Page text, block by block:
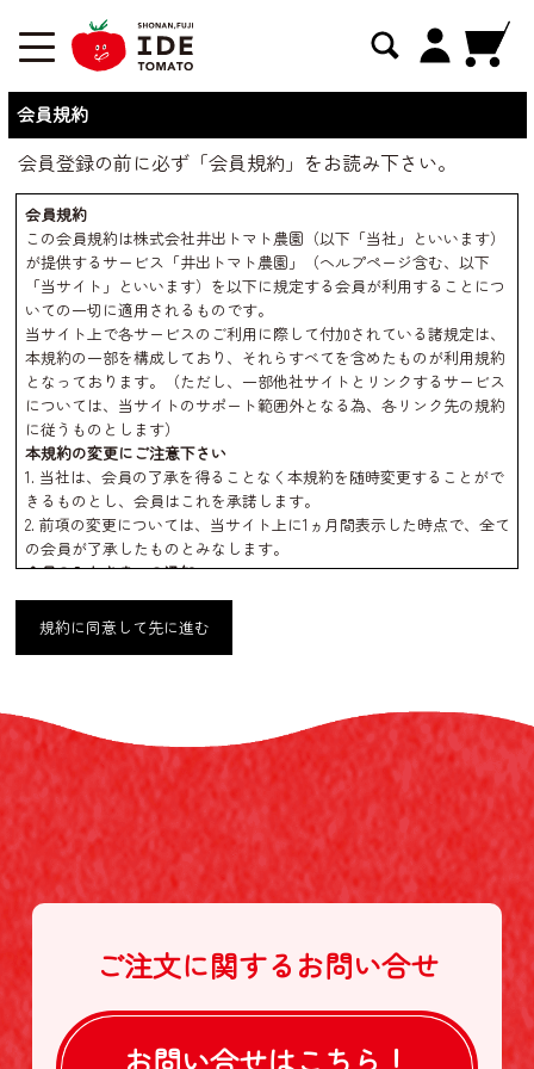
会員規約
会員登録の前に必ず「会員規約」をお読み下さい。
会員規約
この会員規約は株式会社井出トマト農園（以下「当社」といいます）
が提供するサービス「井出トマト農園」（ヘルプページ含む、以下
「当サイト」といいます）を以下に規定する会員が利用することにつ
いての一切に適用されるものです。
当サイト上で各サービスのご利用に際して付加されている諸規定は、
本規約の一部を構成しており、それらすべてを含めたものが利用規約
となっております。（ただし、一部他社サイトとリンクするサービス
については、当サイトのサポート範囲外となる為、各リンク先の規約
に従うものとします）
本規約の変更にご注意下さい
1. 当社は、会員の了承を得ることなく本規約を随時変更することがで
きるものとし、会員はこれを承諾します。
2. 前項の変更については、当サイト上に1ヵ月間表示した時点で、全て
の会員が了承したものとみなします。
会員のみなさまへの通知
1. 本規約の変更のケース以外に当社が必要と判断した場合、当社は、
会員に対し随時必要な事項を通知します。
2. 前項の通知は、当サイト上に表示した時点で全ての会員に通知した
当サイトにおいてのご購入には会員登録が必要になります。
なお会員登録は無料です。
※ログインには、会員登録時に入力したメールアドレスおよびパスワ
ードが必要になります。
会員のみなさまから提供された個人情報
当サイトを利用するにあたって、会員の住所、電話番号、購入履歴な
どの大切な個人情報がネットサーバ上に登録されますが、当社はその
個人情報を適切かつ確実に管理するものとし、法令などにより開示が
求められる場合を除き、開示しないものとします。
※チャートなど一個人が特定できない範囲で集計する場合がありま
す。
お客様からの会員登録を承認しない場合
会員登録の申し込みを当社が受けた際、架空の人物を登録した場合
や、本人以外の第三者の会員登録をした場合、過去に会員除名処分を
受けたことがある場合など、当社が不適当と判断した時は、その会員
規約に同意して先に進む
ご注文に関する お問い合せ
お問い合せはこちら！